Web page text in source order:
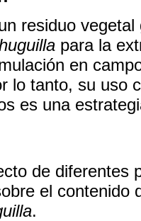
residuo
para la
en
lo tanto, su uso
es una
de diferentes
el contenido
.